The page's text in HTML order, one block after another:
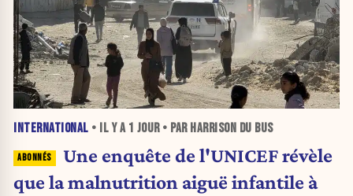
INTERNATIONAL • IL Y A 1 JOUR• PAR HARRISON DU BUS
Une enquête de l'UNICEF révèle
que la malnutrition aiguë infantile à